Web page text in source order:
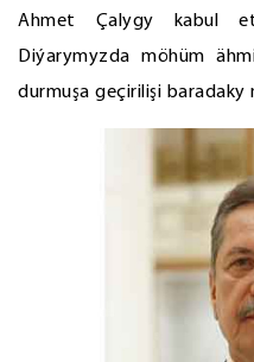
Ahmet Çalygy kabul
Diýarymyzda möhüm
durmuşa geçirilişi baradaky